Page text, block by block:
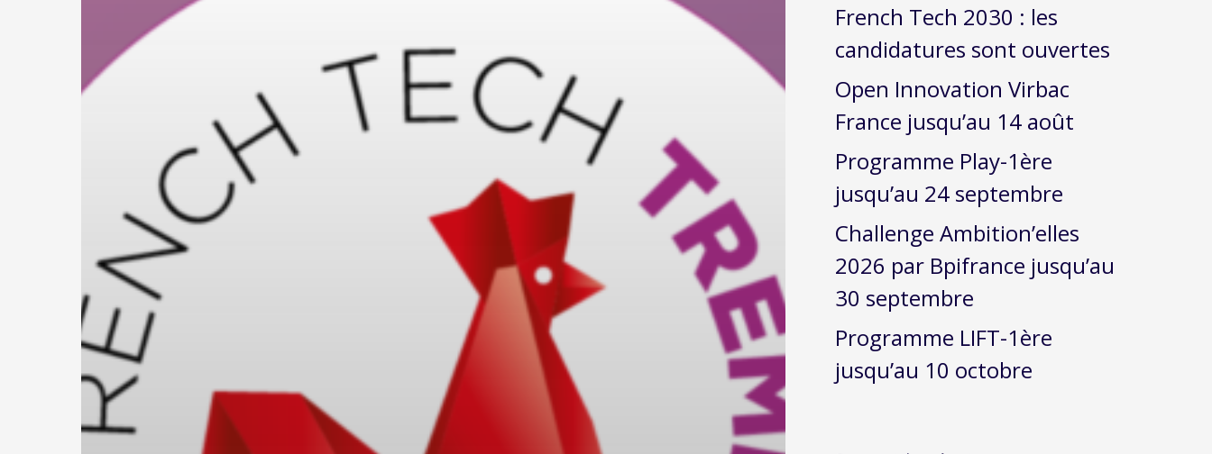
French Tech 2030 : les
candidatures sont ouvertes
Open Innovation Virbac
France jusqu’au 14 août
Programme Play-1ère
jusqu’au 24 septembre
Challenge Ambition’elles
2026 par Bpifrance jusqu’au
30 septembre
Programme LIFT-1ère
jusqu’au 10 octobre